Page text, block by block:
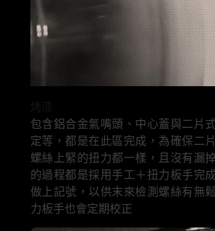
烤漆
包含鋁合金氣嘴頭、中心蓋與二片
定等，都是在此區完成，為確保二
螺絲上緊的扭力都一樣，且沒有漏
的過程都是採用手工＋扭力板手完
做上記號，以供末來檢測螺絲有無
力板手也會定期校正